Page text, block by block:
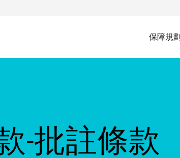
保障規劃
-批註條款